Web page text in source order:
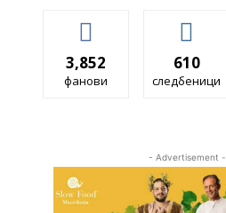
3,852
фанови
610
следбеници
- Advertisement -